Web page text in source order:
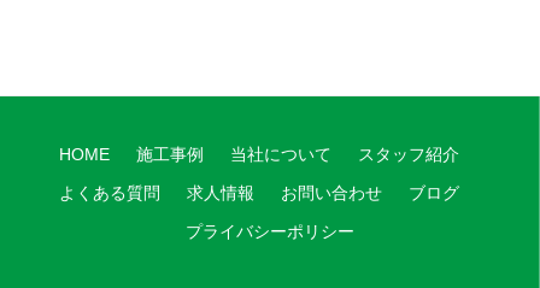
HOME 施工事例 当社について スタッフ紹介
よくある質問 求人情報 お問い合わせ ブログ
プライバシーポリシー